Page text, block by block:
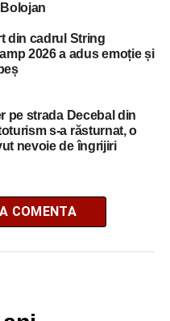
din cadrul String
2026 a adus emoție și
pe strada Decebal din
s-a răsturnat, o
nevoie de îngrijiri
COMENTA